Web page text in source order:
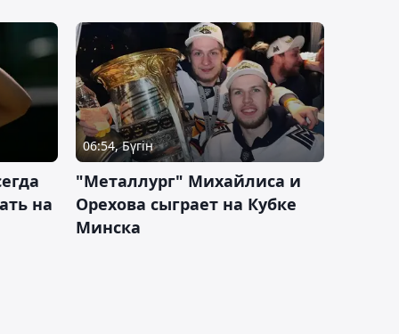
на
06:54, Бүгін
"Металлург" Михайлиса и
Орехова сыграет на Кубке
Минска